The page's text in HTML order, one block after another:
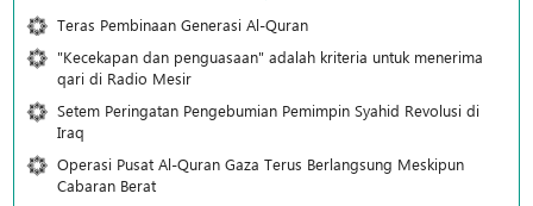
Teras Pembinaan Generasi Al-Quran
"Kecekapan dan penguasaan" adalah kriteria untuk menerima
qari di Radio Mesir
Setem Peringatan Pengebumian Pemimpin Syahid Revolusi di
Iraq
Operasi Pusat Al-Quran Gaza Terus Berlangsung Meskipun
Cabaran Berat